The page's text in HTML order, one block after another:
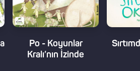
Po - Koyunlar
Kralı’nın İzinde